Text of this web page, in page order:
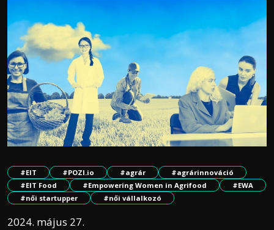
#EIT #POZI.io #agrár
#agrárinnováció
#EIT Food
#Empowering Women in Agrifood
#EWA
#női startupper
#női vállalkozó
2024. május 27.